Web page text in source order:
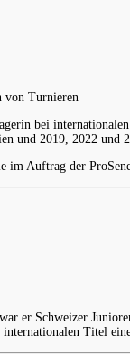
von Turnieren
bei
und 2019, 2022 und
im Auftrag der
er Schweizer
Titel